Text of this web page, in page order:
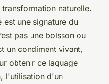
transformation naturelle.
est une signature du
pas une boisson ou
un condiment vivant,
obtenir ce laquage
l'utilisation d'un